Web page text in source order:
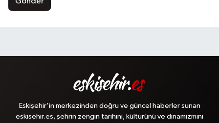
Eskişehir'in merkezinden doğru ve güncel haberler sunan
eskisehir.es, şehrin zengin tarihini, kültürünü ve dinamizmini